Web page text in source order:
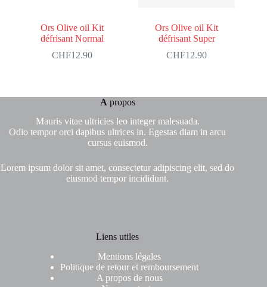
Ors Olive oil Kit
défrisant Normal
CHF12.90
Ors Olive oil Kit
défrisant Super
CHF12.90
A propos
Mauris vitae ultricies leo integer malesuada.
Odio tempor orci dapibus ultrices in. Egestas diam in arcu
cursus euismod.
Lorem ipsum dolor sit amet, consectetur adipiscing elit, sed do
eiusmod tempor incididunt.
Liens utiles
Mentions légales
Politique de retour et remboursement
A propos de nous